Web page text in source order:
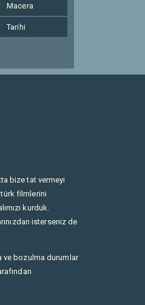
Macera
Tarihi
bize tat vermeyi
türk filmlerini
kurduk.
isterseniz de
ve bozulma durumlar